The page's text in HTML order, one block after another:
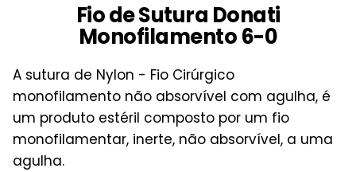
Fio de Sutura Donati
Monofilamento 6-0
A sutura de Nylon - Fio Cirúrgico
monofilamento não absorvível com agulha, é
um produto estéril composto por um fio
monofilamentar, inerte, não absorvível, a uma
agulha.